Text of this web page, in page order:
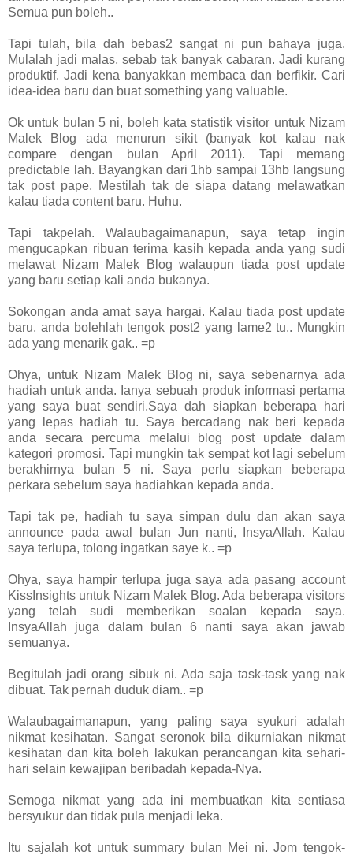
Semua pun boleh..
Tapi tulah, bila dah bebas2 sangat ni pun bahaya juga.
Mulalah jadi malas, sebab tak banyak cabaran. Jadi kurang
produktif. Jadi kena banyakkan membaca dan berfikir. Cari
idea-idea baru dan buat something yang valuable.
Ok untuk bulan 5 ni, boleh kata statistik visitor untuk Nizam
Malek Blog ada menurun sikit (banyak kot kalau nak
compare dengan bulan April 2011). Tapi memang
predictable lah. Bayangkan dari 1hb sampai 13hb langsung
tak post pape. Mestilah tak de siapa datang melawatkan
kalau tiada content baru. Huhu.
Tapi takpelah. Walaubagaimanapun, saya tetap ingin
mengucapkan ribuan terima kasih kepada anda yang sudi
melawat Nizam Malek Blog walaupun tiada post update
yang baru setiap kali anda bukanya.
Sokongan anda amat saya hargai. Kalau tiada post update
baru, anda bolehlah tengok post2 yang lame2 tu.. Mungkin
ada yang menarik gak.. =p
Ohya, untuk Nizam Malek Blog ni, saya sebenarnya ada
hadiah untuk anda. Ianya sebuah produk informasi pertama
yang saya buat sendiri.Saya dah siapkan beberapa hari
yang lepas hadiah tu. Saya bercadang nak beri kepada
anda secara percuma melalui blog post update dalam
kategori promosi. Tapi mungkin tak sempat kot lagi sebelum
berakhirnya bulan 5 ni. Saya perlu siapkan beberapa
perkara sebelum saya hadiahkan kepada anda.
Tapi tak pe, hadiah tu saya simpan dulu dan akan saya
announce pada awal bulan Jun nanti, InsyaAllah. Kalau
saya terlupa, tolong ingatkan saye k.. =p
Ohya, saya hampir terlupa juga saya ada pasang account
KissInsights untuk Nizam Malek Blog. Ada beberapa visitors
yang telah sudi memberikan soalan kepada saya.
InsyaAllah juga dalam bulan 6 nanti saya akan jawab
semuanya.
Begitulah jadi orang sibuk ni. Ada saja task-task yang nak
dibuat. Tak pernah duduk diam.. =p
Walaubagaimanapun, yang paling saya syukuri adalah
nikmat kesihatan. Sangat seronok bila dikurniakan nikmat
kesihatan dan kita boleh lakukan perancangan kita sehari-
hari selain kewajipan beribadah kepada-Nya.
Semoga nikmat yang ada ini membuatkan kita sentiasa
bersyukur dan tidak pula menjadi leka.
Itu sajalah kot untuk summary bulan Mei ni. Jom tengok-